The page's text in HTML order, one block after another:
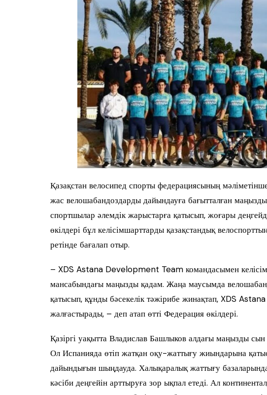
Қазақстан велосипед спорты федерациясының
жас велошабандоздарды дайындауға бағытталған
спортшылар әлемдік жарыстарға қатысып, жоғары
өкілдері бұл келісімшарттарды қазақстандық
ретінде бағалап отыр.
– XDS Astana Development Team командасымен
мансабындағы маңызды қадам. Жаңа маусымда
қатысып, құнды бәсекелік тәжірибе жинақтап, XDS
жалғастырады, – деп атап өтті Федерация өкілдері.
Қазіргі уақытта Владислав Башлыков алдағы маңызды
Ол Испанияда өтіп жатқан оқу-жаттығу жиындарына
дайындығын шыңдауда. Халықаралық жаттығу
кәсіби деңгейін арттыруға зор ықпал етеді. Ал